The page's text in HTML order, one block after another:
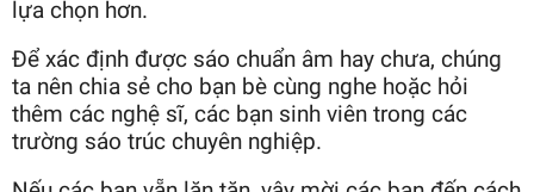
lựa chọn hơn.
Để xác định được sáo chuẩn âm hay chưa, chúng
ta nên chia sẻ cho bạn bè cùng nghe hoặc hỏi
thêm các nghệ sĩ, các bạn sinh viên trong các
trường sáo trúc chuyên nghiệp.